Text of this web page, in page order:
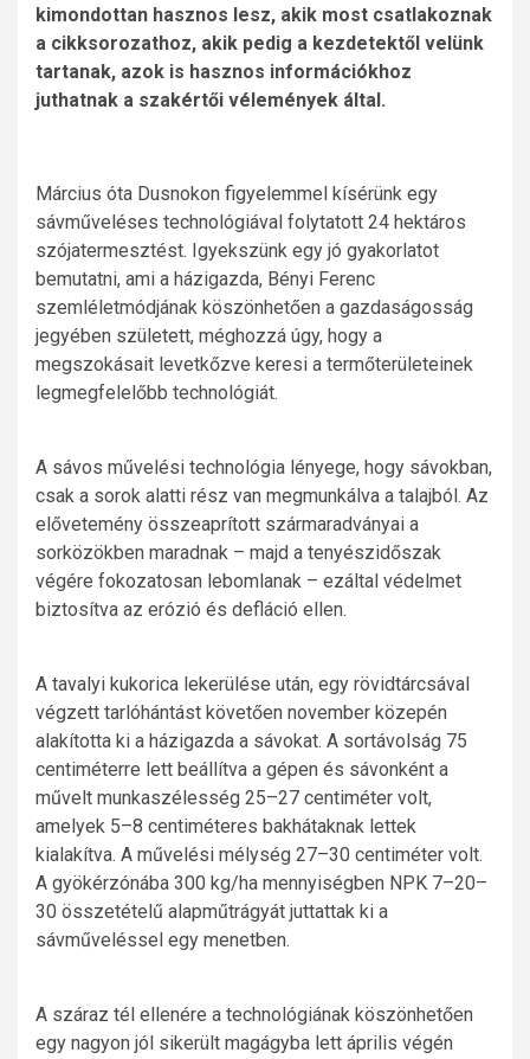
kimondottan hasznos lesz, akik most csatlakoznak
a cikksorozathoz, akik pedig a kezdetektől velünk
tartanak, azok is hasznos információkhoz
juthatnak a szakértői vélemények által.
Március óta Dusnokon figyelemmel kísérünk egy
sávműveléses technológiával folytatott 24 hektáros
szójatermesztést. Igyekszünk egy jó gyakorlatot
bemutatni, ami a házigazda, Bényi Ferenc
szemléletmódjának köszönhetően a gazdaságosság
jegyében született, méghozzá úgy, hogy a
megszokásait levetkőzve keresi a termőterületeinek
legmegfelelőbb technológiát.
A sávos művelési technológia lényege, hogy sávokban,
csak a sorok alatti rész van megmunkálva a talajból. Az
elővetemény összeaprított szármaradványai a
sorközökben maradnak – majd a tenyészidőszak
végére fokozatosan lebomlanak – ezáltal védelmet
biztosítva az erózió és defláció ellen.
A tavalyi kukorica lekerülése után, egy rövidtárcsával
végzett tarlóhántást követően november közepén
alakította ki a házigazda a sávokat. A sortávolság 75
centiméterre lett beállítva a gépen és sávonként a
művelt munkaszélesség 25–27 centiméter volt,
amelyek 5–8 centiméteres bakhátaknak lettek
kialakítva. A művelési mélység 27–30 centiméter volt.
A gyökérzónába 300 kg/ha mennyiségben NPK 7–20–
30 összetételű alapműtrágyát juttattak ki a
sávműveléssel egy menetben.
A száraz tél ellenére a technológiának köszönhetően
egy nagyon jól sikerült magágyba lett április végén